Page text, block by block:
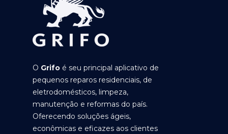
O Grifo é seu principal aplicativo de
pequenos reparos residenciais, de
eletrodomésticos, limpeza,
manutenção e reformas do país.
Oferecendo soluções ágeis,
econômicas e eficazes aos clientes